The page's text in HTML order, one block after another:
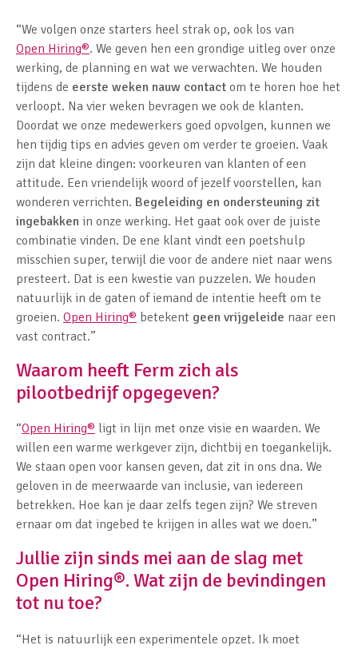
“We volgen onze starters heel strak op, ook los van
Open Hiring®. We geven hen een grondige uitleg over onze
werking, de planning en wat we verwachten. We houden
tijdens de eerste weken nauw contact om te horen hoe het
verloopt. Na vier weken bevragen we ook de klanten.
Doordat we onze medewerkers goed opvolgen, kunnen we
hen tijdig tips en advies geven om verder te groeien. Vaak
zijn dat kleine dingen: voorkeuren van klanten of een
attitude. Een vriendelijk woord of jezelf voorstellen, kan
wonderen verrichten. Begeleiding en ondersteuning zit
ingebakken in onze werking. Het gaat ook over de juiste
combinatie vinden. De ene klant vindt een poetshulp
misschien super, terwijl die voor de andere niet naar wens
presteert. Dat is een kwestie van puzzelen. We houden
natuurlijk in de gaten of iemand de intentie heeft om te
groeien. Open Hiring® betekent geen vrijgeleide naar een
vast contract.”
Waarom heeft Ferm zich als
pilootbedrijf opgegeven?
“Open Hiring® ligt in lijn met onze visie en waarden. We
willen een warme werkgever zijn, dichtbij en toegankelijk.
We staan open voor kansen geven, dat zit in ons dna. We
geloven in de meerwaarde van inclusie, van iedereen
betrekken. Hoe kan je daar zelfs tegen zijn? We streven
ernaar om dat ingebed te krijgen in alles wat we doen.”
Jullie zijn sinds mei aan de slag met
Open Hiring®. Wat zijn de bevindingen
tot nu toe?
“Het is natuurlijk een experimentele opzet. Ik moet